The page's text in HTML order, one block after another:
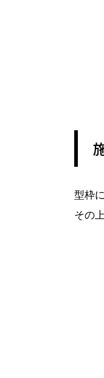
型枠
その